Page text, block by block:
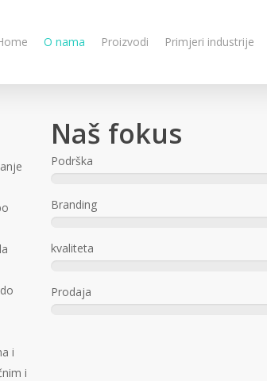
O nama Proizvodi Primjeri industrije
i
i
Naš fokus
Podrška
Branding
kvaliteta
Prodaja